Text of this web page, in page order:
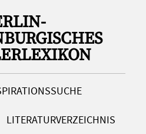
LITERATURVERZEICHNIS